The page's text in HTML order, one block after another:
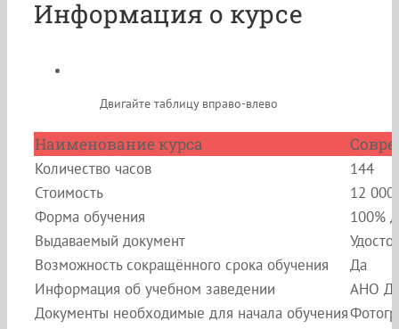
Информация о курсе
Двигайте таблицу вправо-влево
Наименование курса
Количество часов
144
Стоимость
12 000
Форма обучения
100%
Выдаваемый документ
Возможность сокращённого срока обучения
Да
Информация об учебном заведении
АНО
Документы необходимые для начала обучения